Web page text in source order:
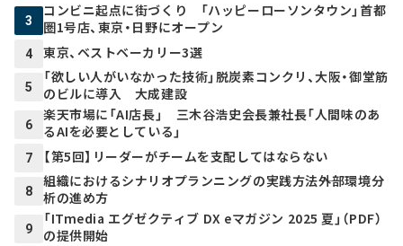
3
コンビニ起点に街づくり 「ハッピーローソンタウン」首都
圏1号店、東京・日野にオープン
4 東京、ベストベーカリー3選
5
「欲しい人がいなかった技術」脱炭素コンクリ、大阪・御堂筋
のビルに導入 大成建設
6
楽天市場に「AI店長」 三木谷浩史会長兼社長「人間味のあ
るAIを必要としている」
7 【第5回】リーダーがチームを支配してはならない
8
組織におけるシナリオプランニングの実践方法――外部環境分
析の進め方
9
「ITmedia エグゼクティブ DX eマガジン 2025 夏」（PDF）
の提供開始